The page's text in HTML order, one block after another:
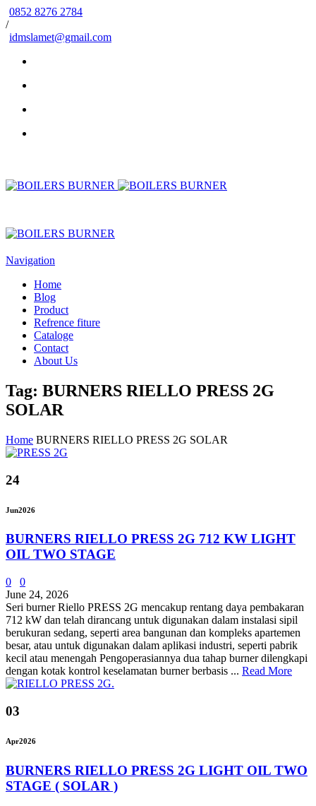
0852 8276 2784
/
idmslamet@gmail.com
Navigation
Home
Blog
Product
Refrence fiture
Cataloge
Contact
About Us
Tag: BURNERS RIELLO PRESS 2G
SOLAR
Home BURNERS RIELLO PRESS 2G SOLAR
24
Jun2026
BURNERS RIELLO PRESS 2G 712 KW LIGHT
OIL TWO STAGE
0
0
June 24, 2026
Seri burner Riello PRESS 2G mencakup rentang daya pembakaran
712 kW dan telah dirancang untuk digunakan dalam instalasi sipil
berukuran sedang, seperti area bangunan dan kompleks apartemen
besar, atau untuk digunakan dalam aplikasi industri, seperti pabrik
kecil atau menengah Pengoperasiannya dua tahap burner dilengkapi
dengan kotak kontrol keselamatan burner berbasis ... Read More
03
Apr2026
BURNERS RIELLO PRESS 2G LIGHT OIL TWO
STAGE ( SOLAR )